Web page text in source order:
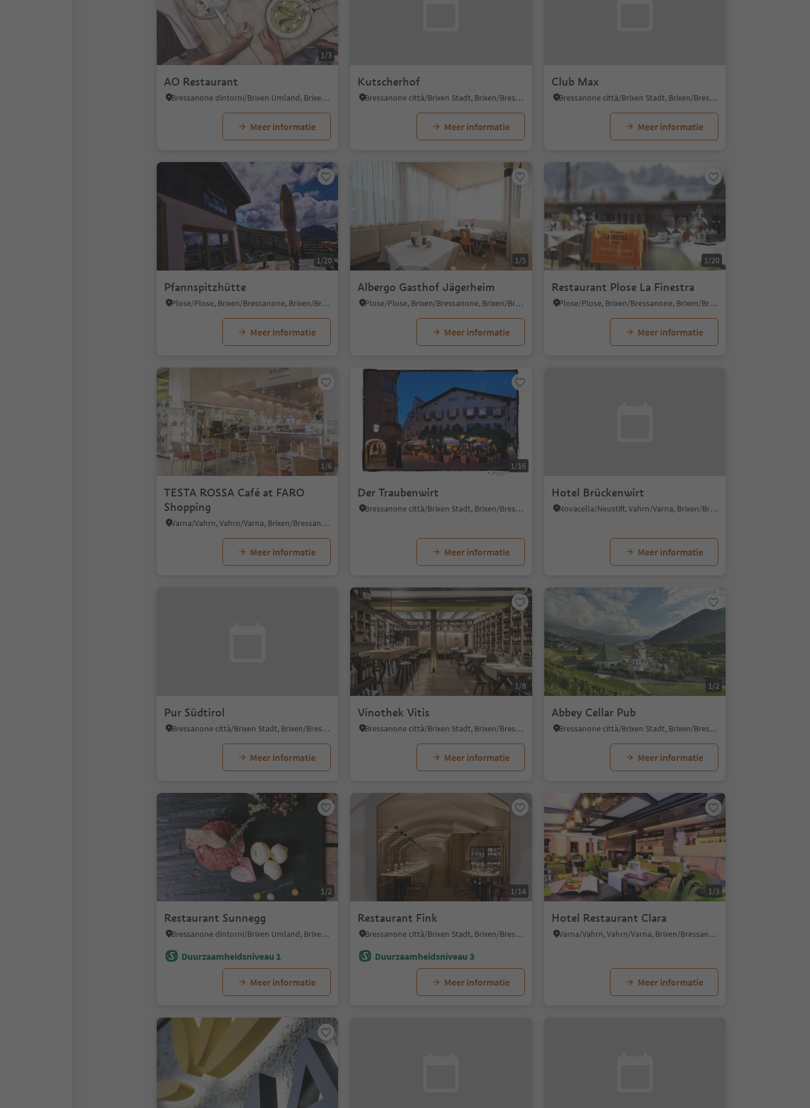
1/3
AO Restaurant
Bressanone dintorni/Brixen Umland, Brixen/Bressanone, Brixen/Bressanone and environs
Meer informatie
Kutscherhof
Bressanone città/Brixen Stadt, Brixen/Bressanone, Brixen/Bressanone and environs
Meer informatie
Club Max
Bressanone città/Brixen Stadt, Brixen/Bressanone, Brixen/Bressanone and environs
Meer informatie
1/20
Pfannspitzhütte
Plose/Plose, Brixen/Bressanone, Brixen/Bressanone and environs
Meer informatie
1/5
Albergo Gasthof Jägerheim
Plose/Plose, Brixen/Bressanone, Brixen/Bressanone and environs
Meer informatie
1/20
Restaurant Plose La Finestra
Plose/Plose, Brixen/Bressanone, Brixen/Bressanone and environs
Meer informatie
1/6
TESTA ROSSA Café at FARO
Shopping
Varna/Vahrn, Vahrn/Varna, Brixen/Bressanone and environs
Meer informatie
1/16
Der Traubenwirt
Bressanone città/Brixen Stadt, Brixen/Bressanone, Brixen/Bressanone and environs
Meer informatie
Hotel Brückenwirt
Novacella/Neustift, Vahrn/Varna, Brixen/Bressanone and environs
Meer informatie
Pur Südtirol
Bressanone città/Brixen Stadt, Brixen/Bressanone, Brixen/Bressanone and environs
Meer informatie
1/8
Vinothek Vitis
Bressanone città/Brixen Stadt, Brixen/Bressanone, Brixen/Bressanone and environs
Meer informatie
1/2
Abbey Cellar Pub
Bressanone città/Brixen Stadt, Brixen/Bressanone, Brixen/Bressanone and environs
Meer informatie
1/2
Restaurant Sunnegg
Bressanone dintorni/Brixen Umland, Brixen/Bressanone, Brixen/Bressanone and environs
Duurzaamheidsniveau 1
Meer informatie
1/14
Restaurant Fink
Bressanone città/Brixen Stadt, Brixen/Bressanone, Brixen/Bressanone and environs
Duurzaamheidsniveau 3
Meer informatie
1/3
Hotel Restaurant Clara
Varna/Vahrn, Vahrn/Varna, Brixen/Bressanone and environs
Meer informatie